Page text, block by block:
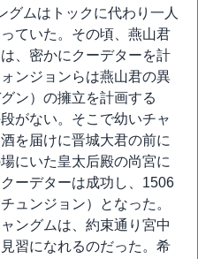
グムはトックに代わり一人
ていた。その頃、燕山君
、密かにクーデターを計
ンジョンらは燕山君の異
ン）の擁立を計画する
がない。そこで幼いチャ
を届けに晋城大君の前に
にいた皇太后殿の尚宮に
ーデターは成功し、1506
ュンジョン）となった。
ングムは、約束通り宮中
習になれるのだった。希